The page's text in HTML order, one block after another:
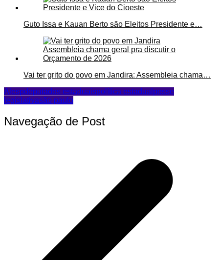
Guto Issa e Kauan Berto são Eleitos Presidente e…
Vai ter grito do povo em Jandira: Assembleia chama…
Alespdeputados estaduaispolítica estadual posse
legislativasão paulo
Navegação de Post